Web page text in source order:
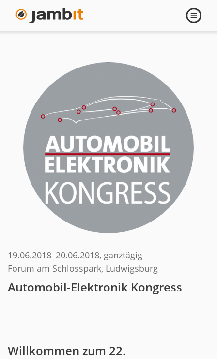
öffnen
19.06.2018–20.06.2018, ganztägig
Forum am Schlosspark, Ludwigsburg
Automobil-Elektronik Kongress
Willkommen zum 22.